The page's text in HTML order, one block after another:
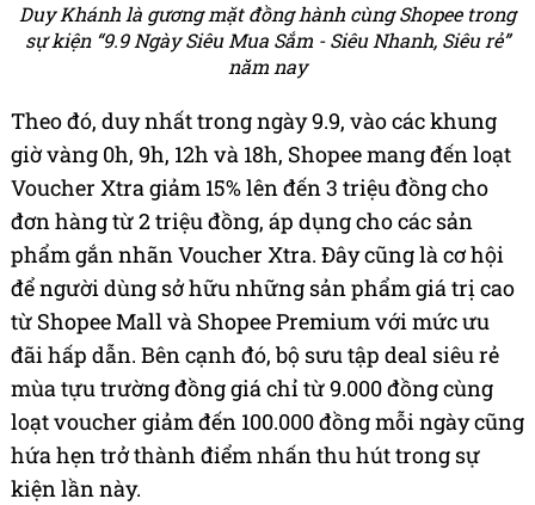
Duy Khánh là gương mặt đồng hành cùng Shopee trong
sự kiện “9.9 Ngày Siêu Mua Sắm - Siêu Nhanh, Siêu rẻ”
năm nay
Theo đó, duy nhất trong ngày 9.9, vào các khung
giờ vàng 0h, 9h, 12h và 18h, Shopee mang đến loạt
Voucher Xtra giảm 15% lên đến 3 triệu đồng cho
đơn hàng từ 2 triệu đồng, áp dụng cho các sản
phẩm gắn nhãn Voucher Xtra. Đây cũng là cơ hội
để người dùng sở hữu những sản phẩm giá trị cao
từ Shopee Mall và Shopee Premium với mức ưu
đãi hấp dẫn. Bên cạnh đó, bộ sưu tập deal siêu rẻ
mùa tựu trường đồng giá chỉ từ 9.000 đồng cùng
loạt voucher giảm đến 100.000 đồng mỗi ngày cũng
hứa hẹn trở thành điểm nhấn thu hút trong sự
kiện lần này.